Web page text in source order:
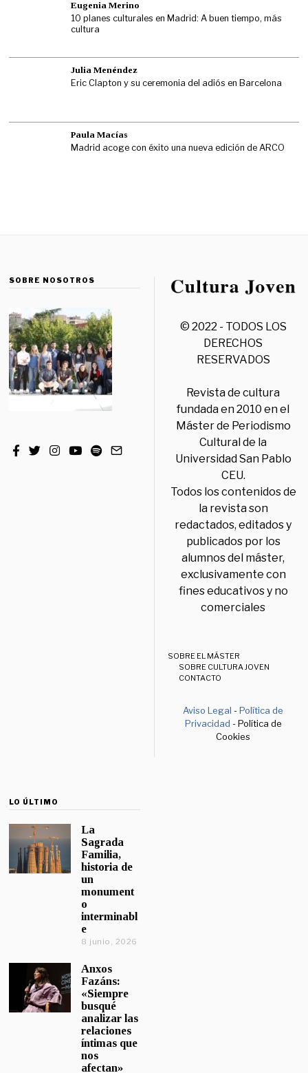
Eugenia Merino
10 planes culturales en Madrid: A buen tiempo, más
cultura
Julia Menéndez
Eric Clapton y su ceremonia del adiós en Barcelona
Paula Macías
Madrid acoge con éxito una nueva edición de ARCO
SOBRE NOSOTROS
© 2022 - TODOS LOS
DERECHOS
RESERVADOS
Revista de cultura
fundada en 2010 en el
Máster de Periodismo
Cultural de la
Universidad San Pablo
CEU.
Todos los contenidos de
la revista son
redactados, editados y
publicados por los
alumnos del máster,
exclusivamente con
fines educativos y no
comerciales
SOBRE EL MÁSTER
SOBRE CULTURA JOVEN
CONTACTO
Aviso Legal -Política de
Privacidad - Política de
Cookies
LO ÚLTIMO
La
Sagrada
Familia,
historia de
un
monument
o
interminabl
e
8 junio, 2026
Anxos
Fazáns:
«Siempre
busqué
analizar las
relaciones
íntimas que
nos
afectan»